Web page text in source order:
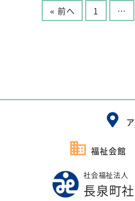
« 前へ 1 …
福祉会館
社会福祉法人
長泉町